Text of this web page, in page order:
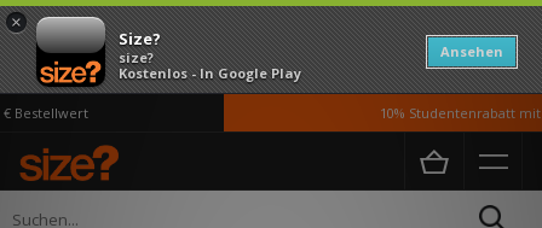
×
Size?
size?
Kostenlos - In Google Play
Ansehen
10% Studentenrabatt mit
Home Herren